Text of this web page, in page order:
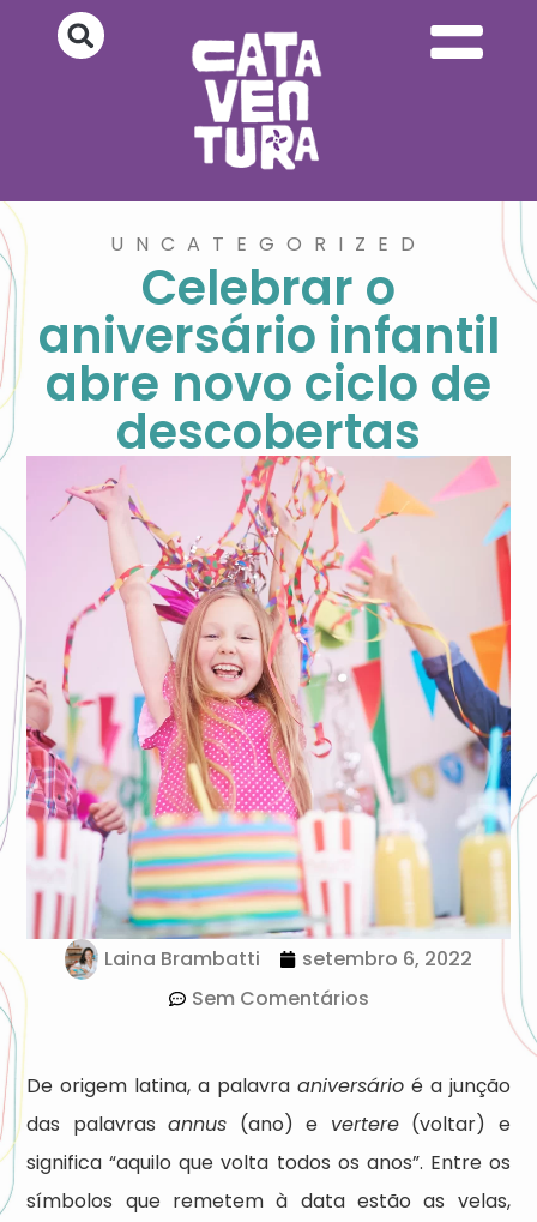
UNCATEGORIZED
Celebrar o
aniversário infantil
abre novo ciclo de
descobertas
Laina Brambatti
setembro 6, 2022
Sem Comentários
De origem latina, a palavra aniversárioé a junção
das palavrasannus (ano) e vertere(voltar) e
significa “aquilo que volta todos os anos”. Entre os
símbolos que remetem à data estão as velas,